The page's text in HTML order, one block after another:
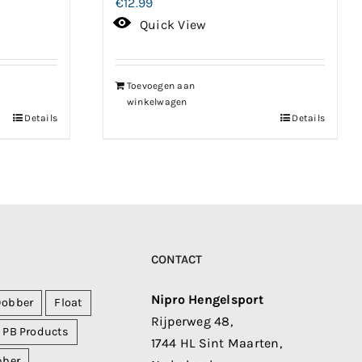
Details
Quick View
Toevoegen aan
winkelwagen
Details
Float
PB Products
CONTACT
Nipro Hengelsport
Rijperweg 48,
1744 HL Sint Maarten,